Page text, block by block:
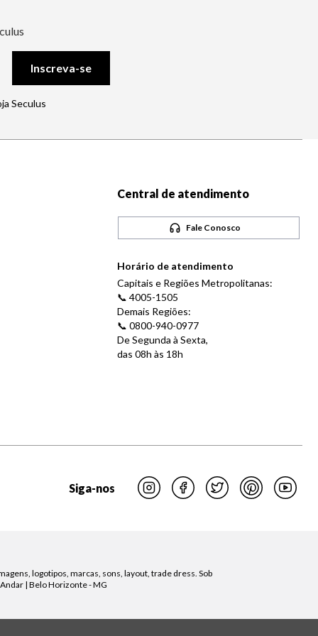
Inscreva-se
Seculus
Central de atendimento
Fale Conosco
Horário de atendimento
Capitais e Regiões Metropolitanas:
📞 4005-1505
Demais Regiões:
📞 0800-940-0977
De Segunda à Sexta,
das 08h às 18h
Siga-nos
logotipos, marcas, sons, layout, trade dress. Sob
| Belo Horizonte - MG